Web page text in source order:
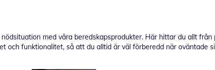
med våra beredskapsprodukter. Här hittar du allt
och funktionalitet, så att du alltid är väl förberedd när oväntade